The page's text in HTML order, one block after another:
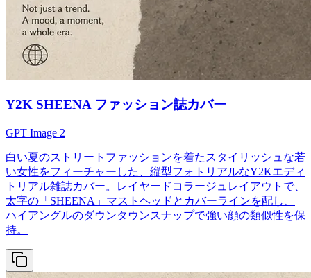
Y2K SHEENA ファッション誌カバー
GPT Image 2
白い夏のストリートファッションを着たスタイリッシュな若
い女性をフィーチャーした、縦型フォトリアルなY2Kエディ
トリアル雑誌カバー。レイヤードコラージュレイアウトで、
太字の「SHEENA」マストヘッドとカバーラインを配し、
ハイアングルのダウンタウンスナップで強い顔の類似性を保
持。